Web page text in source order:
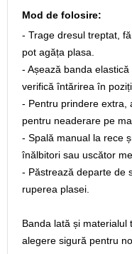
Mod de folosire:
- Trage dresul treptat,
pot agăța plasa.
- Așează banda
verifică întărirea în
- Pentru prindere extra,
pentru neaderare pe
- Spală manual la rece
înălbitori sau uscător
- Păstrează departe de
ruperea plasei.
Banda lată și
alegere sigură pentru